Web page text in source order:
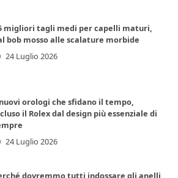
migliori tagli medi per capelli maturi,
bob mosso alle scalature morbide
24 Luglio 2026
orologi che sfidano il tempo,
il Rolex dal design più essenziale di
24 Luglio 2026
dovremmo tutti indossare gli anelli